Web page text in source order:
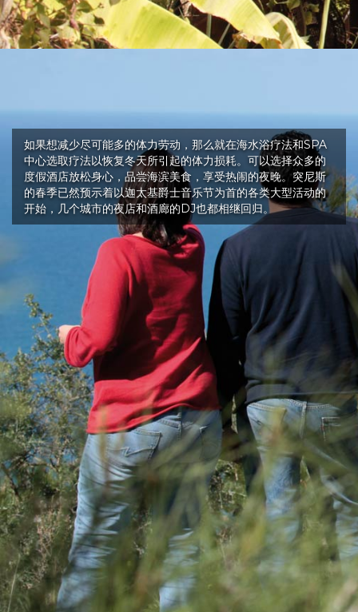
如果想减少尽可能多的体力劳动，那么就在海水浴疗法和SPA
中心选取疗法以恢复冬天所引起的体力损耗。可以选择众多的
度假酒店放松身心，品尝海滨美食，享受热闹的夜晚。突尼斯
的春季已然预示着以迦太基爵士音乐节为首的各类大型活动的
开始，几个城市的夜店和酒廊的DJ也都相继回归。